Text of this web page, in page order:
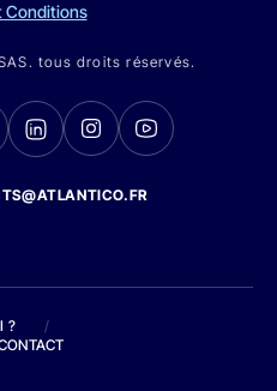
Conditions
tous droits réservés.
?
/